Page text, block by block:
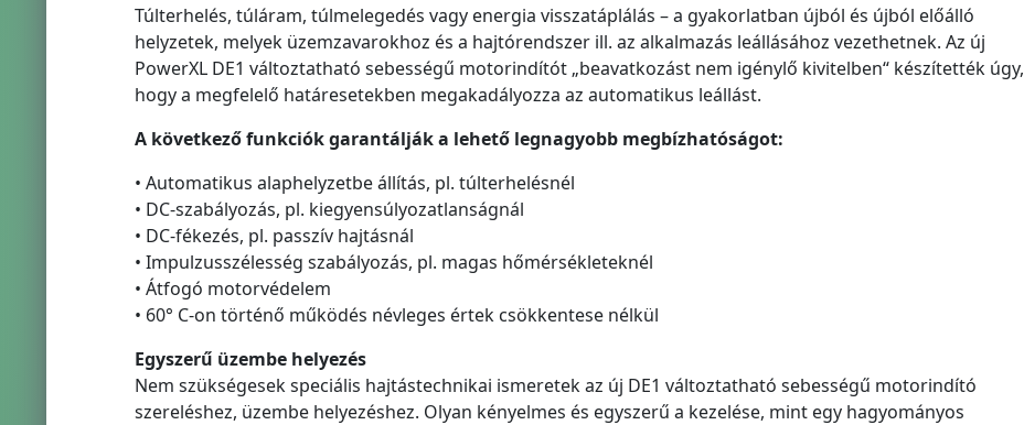
Túlterhelés, túláram, túlmelegedés vagy energia visszatáplálás – a gyakorlatban újból és újból előálló
helyzetek, melyek üzemzavarokhoz és a hajtórendszer ill. az alkalmazás leállásához vezethetnek. Az új
PowerXL DE1 változtatható sebességű motorindítót „beavatkozást nem igénylő kivitelben“ készítették úgy,
hogy a megfelelő határesetekben megakadályozza az automatikus leállást.
A következő funkciók garantálják a lehető legnagyobb megbízhatóságot:
• Automatikus alaphelyzetbe állítás, pl. túlterhelésnél
• DC-szabályozás, pl. kiegyensúlyozatlanságnál
• DC-fékezés, pl. passzív hajtásnál
• Impulzusszélesség szabályozás, pl. magas hőmérsékleteknél
• Átfogó motorvédelem
• 60° C-on történő működés névleges értek csökkentese nélkül
Egyszerű üzembe helyezés
Nem szükségesek speciális hajtástechnikai ismeretek az új DE1 változtatható sebességű motorindító
szereléshez, üzembe helyezéshez. Olyan kényelmes és egyszerű a kezelése, mint egy hagyományos